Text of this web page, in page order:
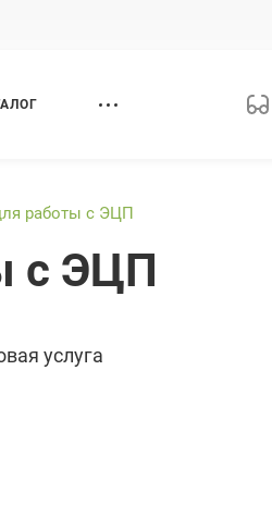
работы с ЭЦП
с ЭЦП
услуга